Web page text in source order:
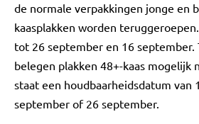
de normale verpakkingen jonge en
kaasplakken worden
tot 26 september en 16
belegen plakken 48+-kaas mogelijk
staat een houdbaarheidsdatum van
september of 26 september.